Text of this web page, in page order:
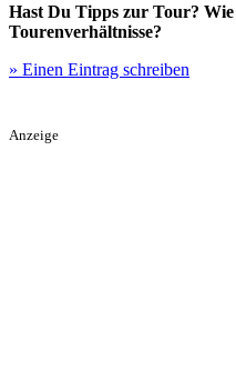
Hast Du Tipps zur Tour?
Tourenverhältnisse?
» Einen Eintrag schreiben
Anzeige